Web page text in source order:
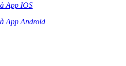
App IOS
App Android